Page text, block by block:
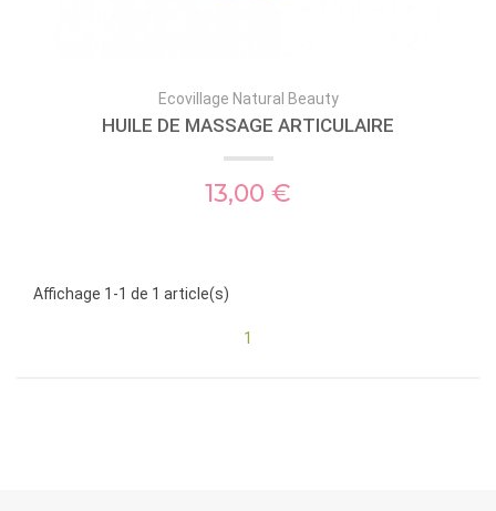
Ecovillage Natural Beauty
HUILE DE MASSAGE ARTICULAIRE
13,00 €
Affichage 1-1 de 1 article(s)
1